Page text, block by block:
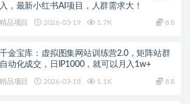
入，最新小红书AI项目，人群需求大！
精品项目 2026-03-19 1.7K 8.8
千金宝库：虚拟图集网站训练营2.0，矩阵站群
自动化成交，日IP1000，就可以月入1w+
精品项目 2026-03-18 1.1K 8.8